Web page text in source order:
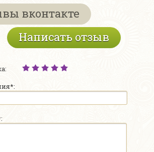
вконтакте
Написать отзыв